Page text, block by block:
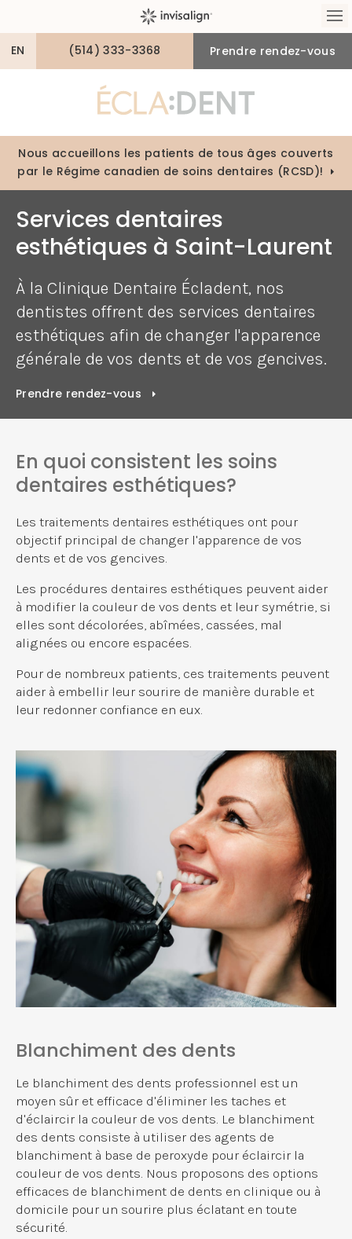
EN (514) 333-3368 Prendre rendez-vous
Nous accueillons les patients de tous âges couverts
par le Régime canadien de soins dentaires (RCSD)!
Services dentaires
esthétiques à Saint-Laurent
À la Clinique Dentaire Écladent, nos
dentistes offrent des services dentaires
esthétiques afin de changer l'apparence
générale de vos dents et de vos gencives.
Prendre rendez-vous
En quoi consistent les soins
dentaires esthétiques?
Les traitements dentaires esthétiques ont pour
objectif principal de changer l'apparence de vos
dents et de vos gencives.
Les procédures dentaires esthétiques peuvent aider
à modifier la couleur de vos dents et leur symétrie, si
elles sont décolorées, abîmées, cassées, mal
alignées ou encore espacées.
Pour de nombreux patients, ces traitements peuvent
aider à embellir leur sourire de manière durable et
leur redonner confiance en eux.
Blanchiment des dents
Le blanchiment des dents professionnel est un
moyen sûr et efficace d'éliminer les taches et
d'éclaircir la couleur de vos dents. Le blanchiment
des dents consiste à utiliser des agents de
blanchiment à base de peroxyde pour éclaircir la
couleur de vos dents. Nous proposons des options
efficaces de blanchiment de dents en clinique ou à
domicile pour un sourire plus éclatant en toute
sécurité.